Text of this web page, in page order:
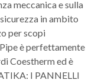
meccanica e sulla
in ambito
per scopi
è perfettamente
Coestherm ed è
I PANNELLI